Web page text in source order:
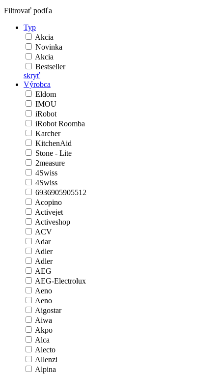
Filtrovať podľa
Typ
Akcia
Novinka
Akcia
Bestseller
skryť
Výrobca
Eldom
IMOU
iRobot
iRobot Roomba
Karcher
KitchenAid
Stone - Lite
2measure
4Swiss
4Swiss
6936905905512
Acopino
Activejet
Activeshop
ACV
Adar
Adler
Adler
AEG
AEG-Electrolux
Aeno
Aeno
Aigostar
Aiwa
Akpo
Alca
Alecto
Allenzi
Alpina